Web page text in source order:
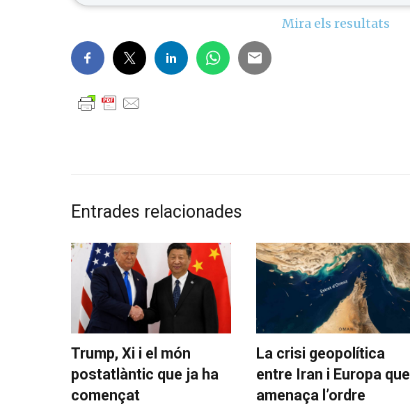
Mira els resultats
Entrades relacionades
Trump, Xi i el món
postatlàntic que ja ha
començat
La crisi geopolítica
entre Iran i Europa que
amenaça l’ordre